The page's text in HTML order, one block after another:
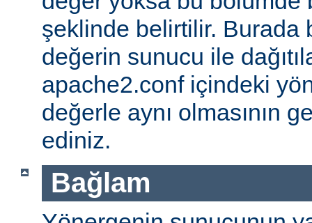
şeklinde belirtilir. Burada
değerin sunucu ile
apache2.conf içindeki
değerle aynı olmasının
ediniz.
Bağlam